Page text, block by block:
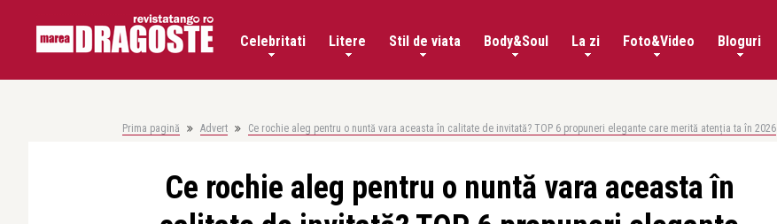
Celebritati Litere Stil de viata Body&Soul La zi Foto&Video Bloguri
Prima pagină Advert Ce rochie aleg pentru o nuntă vara aceasta în calitate de invitată? TOP 6 propuneri elegante care merită atenția ta în 2026
Ce rochie aleg pentru o nuntă vara aceasta în